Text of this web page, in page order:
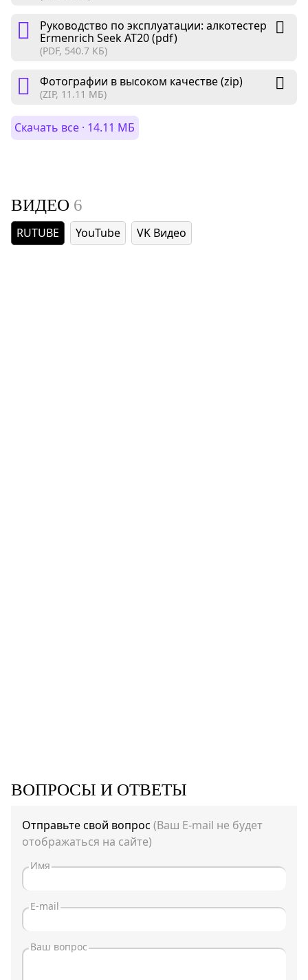
Руководство по эксплуатации: алкотестер
Ermenrich Seek AT20 (pdf)
(PDF, 540.7 КБ)
Фотографии в высоком качестве (zip)
(ZIP, 11.11 МБ)
Скачать все · 14.11 МБ
ВИДЕО 6
RUTUBE YouTube VK Видео
ВОПРОСЫ И ОТВЕТЫ
Отправьте свой вопрос (Ваш E-mail не будет
отображаться на сайте)